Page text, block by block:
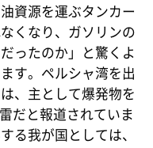
資源を運ぶタンカー
くなり、ガソリンの
ったのか」と驚くよ
す。ペルシャ湾を出
、主として爆発物を
だと報道されていま
る我が国としては、